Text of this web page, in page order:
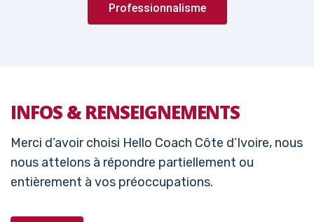
Professionnalisme
INFOS & RENSEIGNEMENTS
Merci d’avoir choisi Hello Coach Côte d’Ivoire, nous
nous attelons à répondre partiellement ou
entièrement à vos préoccupations.